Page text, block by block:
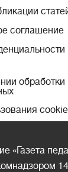
соглашение
«Газета